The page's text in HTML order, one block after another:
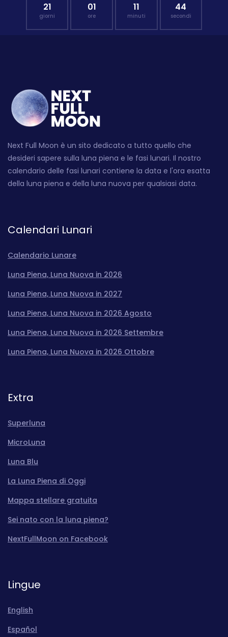
21
giorni
01
ore
11
minuti
43
secondi
Next Full Moon è un sito dedicato a tutto quello che
desideri sapere sulla luna piena e le fasi lunari. Il nostro
calendario delle fasi lunari contiene la data e l'ora esatta
della luna piena e della luna nuova per qualsiasi data.
Calendari Lunari
Calendario Lunare
Luna Piena, Luna Nuova in 2026
Luna Piena, Luna Nuova in 2027
Luna Piena, Luna Nuova in 2026 Agosto
Luna Piena, Luna Nuova in 2026 Settembre
Luna Piena, Luna Nuova in 2026 Ottobre
Extra
Superluna
MicroLuna
Luna Blu
La Luna Piena di Oggi
Mappa stellare gratuita
Sei nato con la luna piena?
NextFullMoon on Facebook
Lingue
English
Español